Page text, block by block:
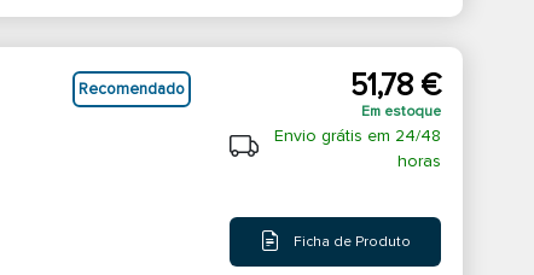
Recomendado 51,78 €
Em estoque
Envio grátis em 24/48
horas
Ficha de Produto